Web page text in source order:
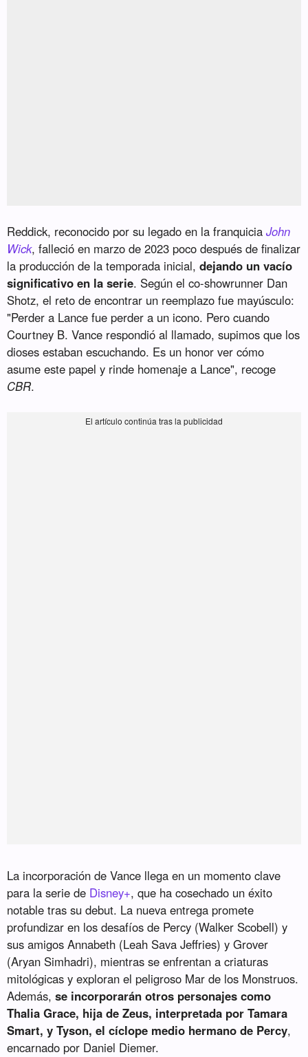
Reddick, reconocido por su legado en la franquiciaJohn
Wick, falleció en marzo de 2023 poco después de finalizar
la producción de la temporada inicial,dejando un vacío
significativo en la serie. Según el co-showrunner Dan
Shotz, el reto de encontrar un reemplazo fue mayúsculo:
"Perder a Lance fue perder a un icono. Pero cuando
Courtney B. Vance respondió al llamado, supimos que los
dioses estaban escuchando. Es un honor ver cómo
asume este papel y rinde homenaje a Lance", recoge
CBR.
La incorporación de Vance llega en un momento clave
para la serie de Disney+, que ha cosechado un éxito
notable tras su debut. La nueva entrega promete
profundizar en los desafíos de Percy (Walker Scobell) y
sus amigos Annabeth (Leah Sava Jeffries) y Grover
(Aryan Simhadri), mientras se enfrentan a criaturas
mitológicas y exploran el peligroso Mar de los Monstruos.
Además,se incorporarán otros personajes como
Thalia Grace, hija de Zeus, interpretada por Tamara
Smart, y Tyson, el cíclope medio hermano de Percy,
encarnado por Daniel Diemer.